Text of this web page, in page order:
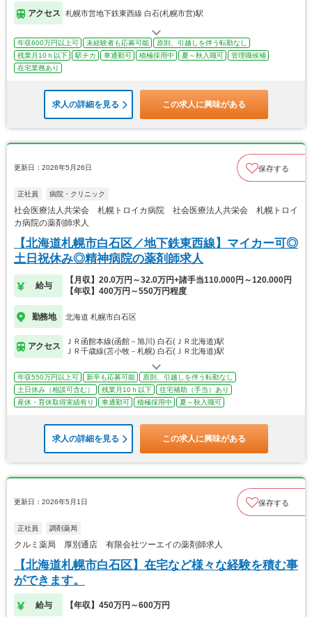
アクセス 札幌市営地下鉄東西線 白石(札幌市営)駅
年収600万円以上可 未経験者も応募可能
原則、引越しを伴う転勤なし
残業月10ｈ以下
駅チカ 車通勤可 積極採用中 夏～秋入職可
管理職候補
在宅業務あり
求人の詳細を見る この求人に興味がある
更新日：2026年5月26日 保存する
正社員 病院・クリニック
社会医療法人共栄会 札幌トロイカ病院 社会医療法人共栄会 札幌トロイ
カ病院の薬剤師求人
【北海道札幌市白石区／地下鉄東西線】マイカー可◎
土日祝休み◎精神病院の薬剤師求人
給与
【月収】20.0万円～32.0万円+諸手当110.000円～120.000円
【年収】400万円～550万円程度
勤務地 北海道 札幌市白石区
アクセス
ＪＲ函館本線(函館－旭川) 白石(ＪＲ北海道)駅
ＪＲ千歳線(苫小牧－札幌) 白石(ＪＲ北海道)駅
年収550万円以上可 新卒も応募可能
原則、引越しを伴う転勤なし
土日休み（相談可含む）
残業月10ｈ以下
住宅補助（手当）あり
産休・育休取得実績有り
車通勤可 積極採用中 夏～秋入職可
求人の詳細を見る この求人に興味がある
更新日：2026年5月1日 保存する
正社員 調剤薬局
クルミ薬局 厚別通店 有限会社ツーエイの薬剤師求人
【北海道札幌市白石区】在宅など様々な経験を積む事
ができます。
給与 【年収】450万円～600万円